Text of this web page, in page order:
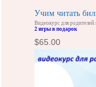
Учим читать
Видеокурс для родителей
2 игры в подарок
$65.00